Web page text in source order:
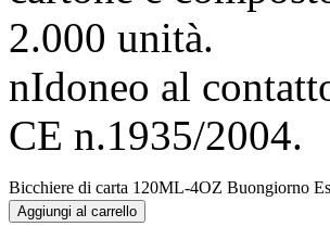
2.000 unità.
nIdoneo al
CE n.1935/2004.
Bicchiere di carta 120ML-4OZ Buongiorno
Aggiungi al carrello